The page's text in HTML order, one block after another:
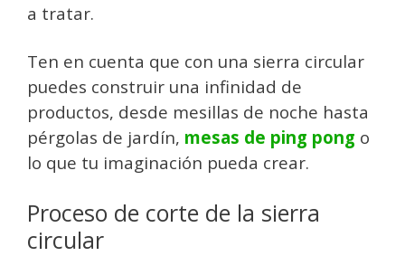
a tratar.
Ten en cuenta que con una sierra circular
puedes construir una infinidad de
productos, desde mesillas de noche hasta
pérgolas de jardín, mesas de ping pong o
lo que tu imaginación pueda crear.
Proceso de corte de la sierra
circular